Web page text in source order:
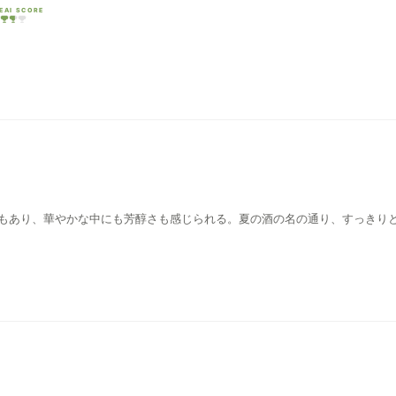
SCORE
あり、華やかな中にも芳醇さも感じられる。夏の酒の名の通り、すっきり